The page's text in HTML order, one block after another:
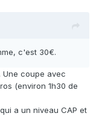
c'est 30€.
coupe avec
(environ 1h30 de
a un niveau CAP et